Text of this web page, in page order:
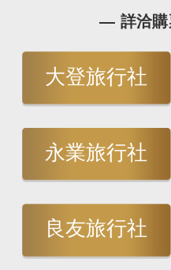
— 詳洽
大登旅行社
永業旅行社
良友旅行社